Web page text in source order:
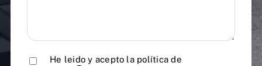
He leido y acepto la política de